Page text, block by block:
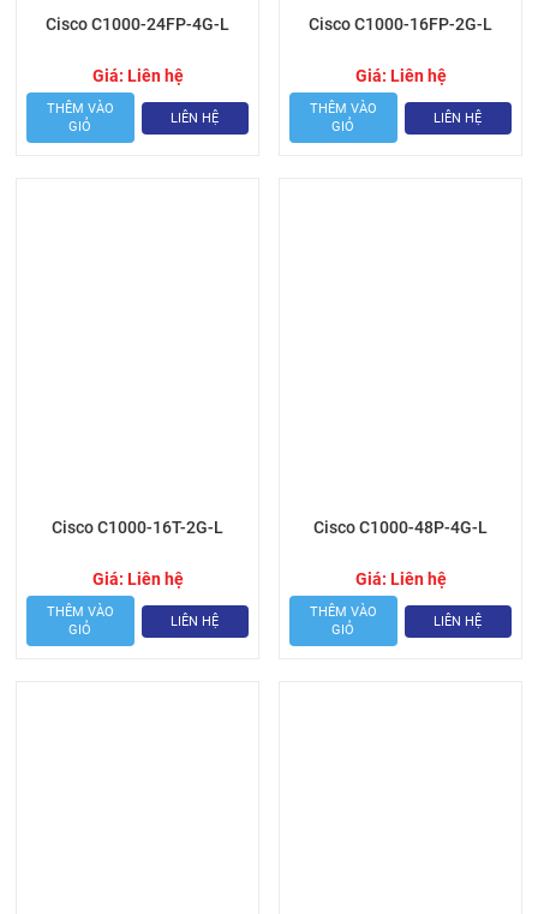
Cisco C1000-24FP-4G-L
Giá: Liên hệ
THÊM VÀO
GIỎ
LIÊN HỆ
Cisco C1000-16FP-2G-L
Giá: Liên hệ
THÊM VÀO
GIỎ
LIÊN HỆ
Cisco C1000-16T-2G-L
Giá: Liên hệ
THÊM VÀO
GIỎ
LIÊN HỆ
Cisco C1000-48P-4G-L
Giá: Liên hệ
THÊM VÀO
GIỎ
LIÊN HỆ